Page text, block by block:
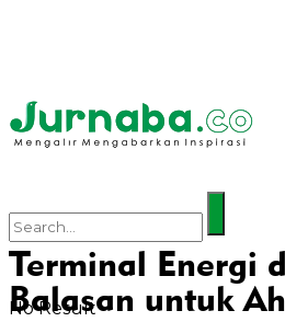
No Result
Terminal Energi
Balasan untuk